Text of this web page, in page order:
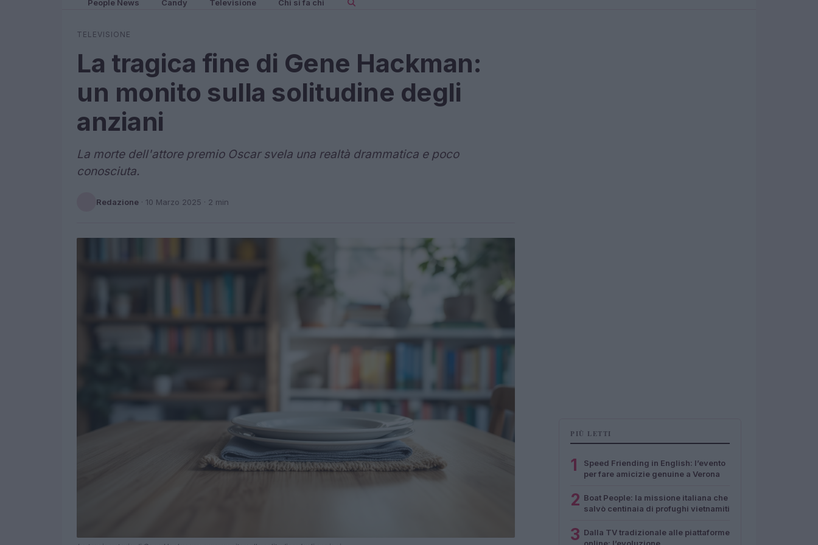
People News Candy Televisione Chi si fa chi
TELEVISIONE
La tragica fine di Gene Hackman:
un monito sulla solitudine degli
anziani
La morte dell'attore premio Oscar svela una realtà drammatica e poco
conosciuta.
Redazione · 10 Marzo 2025 · 2 min
PIÙ LETTI
1
Speed Friending in English: l’evento
per fare amicizie genuine a Verona
2 Boat People: la missione italiana che
salvò centinaia di profughi vietnamiti
3 Dalla TV tradizionale alle piattaforme